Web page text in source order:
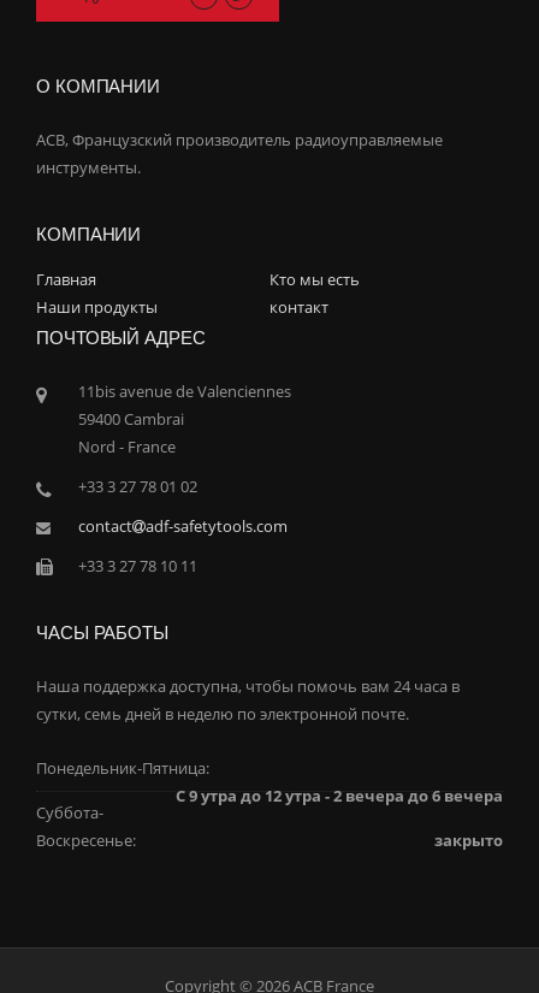
О КОМПАНИИ
ACB, Французский производитель радиоуправляемые
инструменты.
КОМПАНИИ
Главная
Кто мы есть
Наши продукты
контакт
ПОЧТОВЫЙ АДРЕС
11bis avenue de Valenciennes
59400 Cambrai
Nord - France
+33 3 27 78 01 02
contact
adf-safetytools.com
+33 3 27 78 10 11
ЧАСЫ РАБОТЫ
Наша поддержка доступна, чтобы помочь вам 24 часа в
сутки, семь дней в неделю по электронной почте.
Понедельник-Пятница:
С 9 утра до 12 утра - 2 вечера до 6 вечера
Суббота-
Воскресенье:
закрыто
Copyright © 2026 ACB France